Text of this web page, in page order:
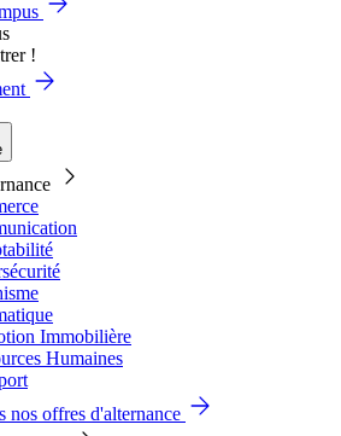
!
Immobilière
Humaines
nos offres d'alternance